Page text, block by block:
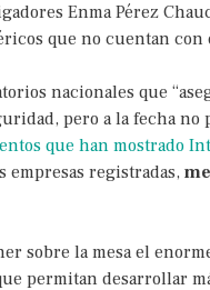
Enma Pérez
que no cuentan
nacionales que
pero a la fecha
que han mostrado
empresas registradas,
sobre la mesa el
permitan desarrollar